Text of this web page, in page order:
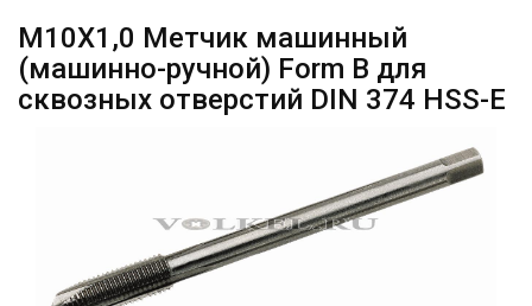
М10Х1,0 Метчик машинный
(машинно-ручной) Form B для
сквозных отверстий DIN 374 HSS-E